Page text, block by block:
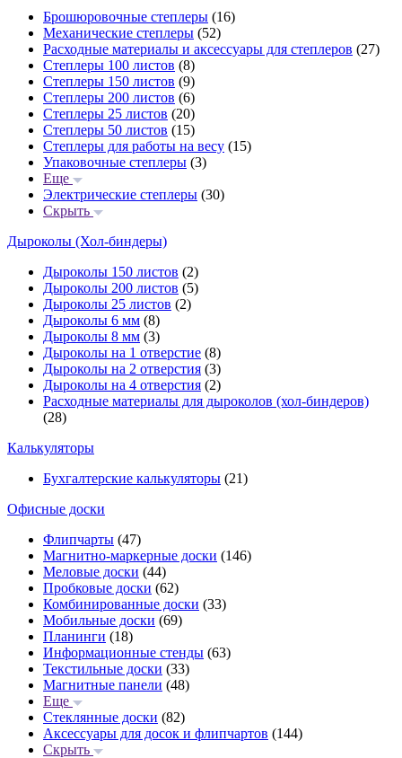
Брошюровочные степлеры (16)
Механические степлеры (52)
Расходные материалы и аксессуары для степлеров (27)
Степлеры 100 листов (8)
Степлеры 150 листов (9)
Степлеры 200 листов (6)
Степлеры 25 листов (20)
Степлеры 50 листов (15)
Степлеры для работы на весу (15)
Упаковочные степлеры (3)
Еще
Электрические степлеры (30)
Скрыть
Дыроколы (Хол-биндеры)
Дыроколы 150 листов (2)
Дыроколы 200 листов (5)
Дыроколы 25 листов (2)
Дыроколы 6 мм (8)
Дыроколы 8 мм (3)
Дыроколы на 1 отверстие (8)
Дыроколы на 2 отверстия (3)
Дыроколы на 4 отверстия (2)
Расходные материалы для дыроколов (хол-биндеров)
(28)
Калькуляторы
Бухгалтерские калькуляторы (21)
Офисные доски
Флипчарты (47)
Магнитно-маркерные доски (146)
Меловые доски (44)
Пробковые доски (62)
Комбинированные доски (33)
Мобильные доски (69)
Планинги (18)
Информационные стенды (63)
Текстильные доски (33)
Магнитные панели (48)
Еще
Стеклянные доски (82)
Аксессуары для досок и флипчартов (144)
Скрыть